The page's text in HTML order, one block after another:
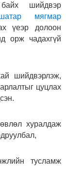
байх шийдвэр
мягмар
үеэр долоон
орж чадахгүй
шийдвэрлэж,
цуцлах
хуралдаж
тусламж